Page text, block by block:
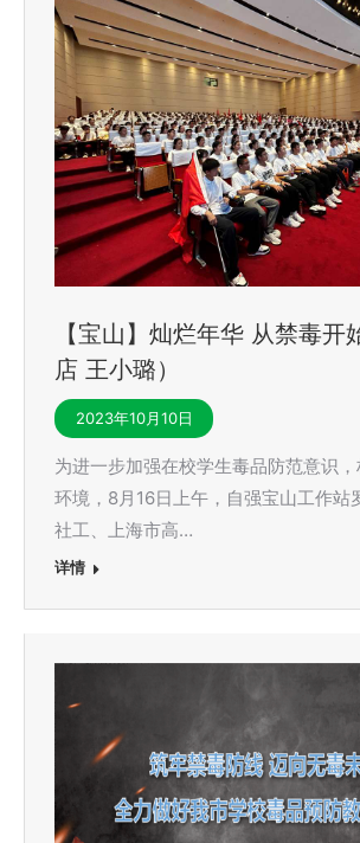
【宝山】灿烂年华 从禁毒开
店 王小璐）
2023年10月10日
为进一步加强在校学生毒品防范意识
环境，8月16日上午，自强宝山工作站
社工、上海市高…
详情